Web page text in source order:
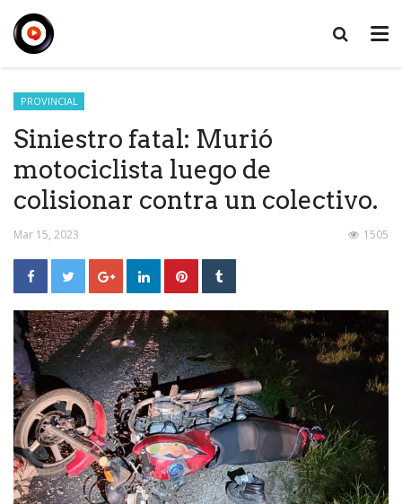
PROVINCIAL
Siniestro fatal: Murió
motociclista luego de
colisionar contra un colectivo.
Mar 15, 2023 1505